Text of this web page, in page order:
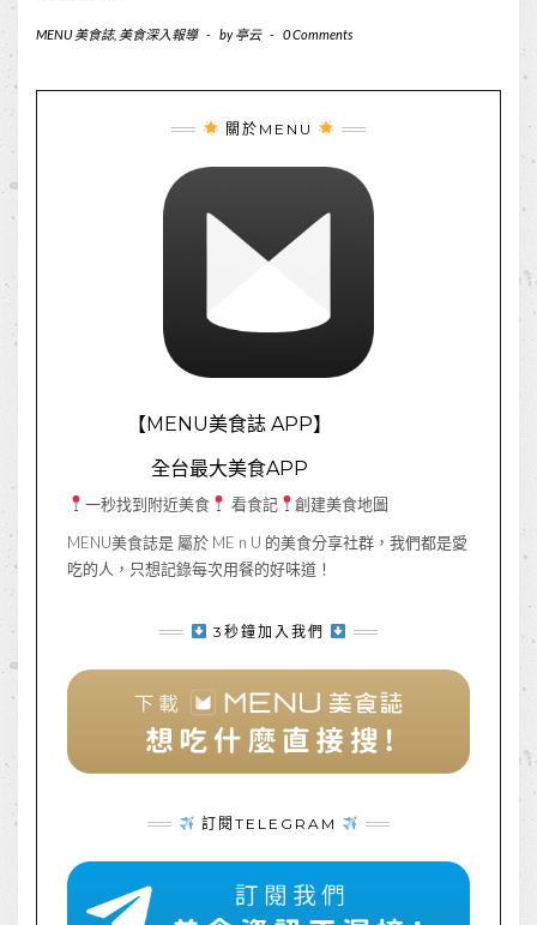
MENU 美食誌, 美食深入報導 - by亭云 - 0 Comments
關於MENU
【MENU美食誌 APP】
全台最大美食APP
一秒找到附近美食 看食記
創建美食地圖
MENU美食誌是 屬於 ME n U 的美食分享社群，我們都是愛
吃的人，只想記錄每次用餐的好味道！
3秒鐘加入我們
訂閱TELEGRAM